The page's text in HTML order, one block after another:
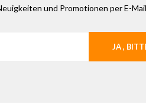
und Promotionen per E-Mail
JA ,